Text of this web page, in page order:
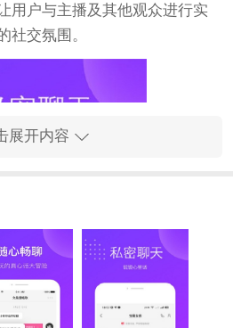
用户与主播及其他观众进行实
社交氛围。
展开内容